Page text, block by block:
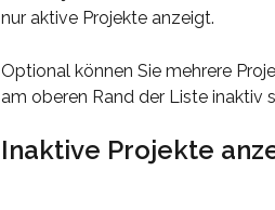
nur aktive Projekte anzeigt.
Optional können Sie mehrere
am oberen Rand der Liste inaktiv
Inaktive Projekte